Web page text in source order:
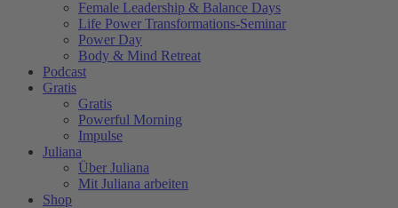
Female Leadership & Balance Days
Life Power Transformations-Seminar
Power Day
Body & Mind Retreat
Podcast
Gratis
Gratis
Powerful Morning
Impulse
Juliana
Über Juliana
Mit Juliana arbeiten
Shop